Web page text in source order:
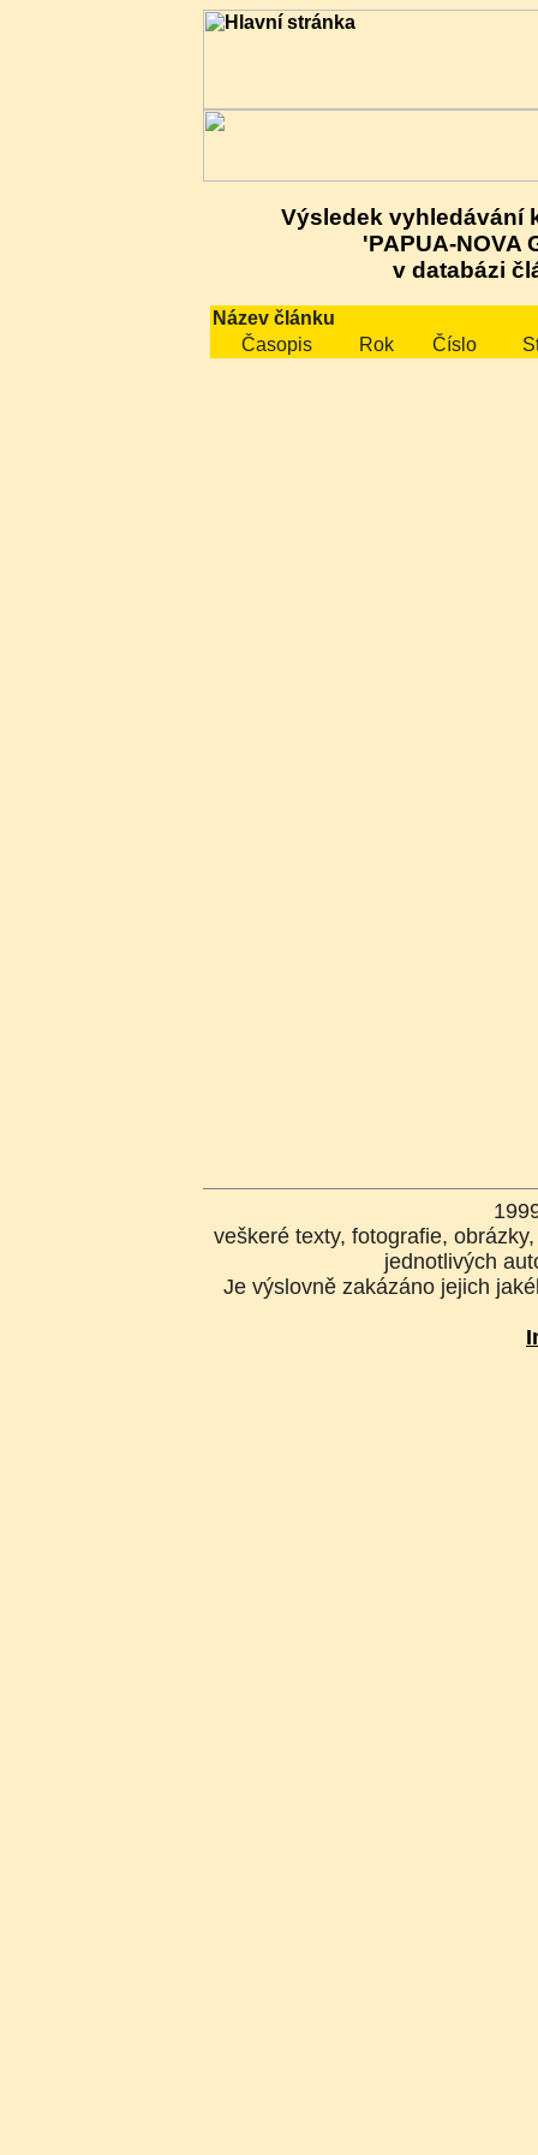
Výsledek vyhledávání
'PAPUA-NOVA
v databázi
Název článku
Časopis
Rok Číslo
veškeré texty, fotografie,
jednotlivých
Je výslovně zakázáno jejich